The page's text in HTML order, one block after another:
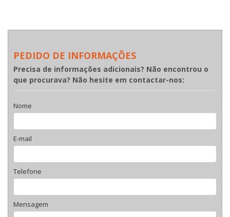
PEDIDO DE INFORMAÇÕES
Precisa de informações adicionais? Não encontrou o
que procurava? Não hesite em contactar-nos:
Nome
E-mail
Telefone
Mensagem